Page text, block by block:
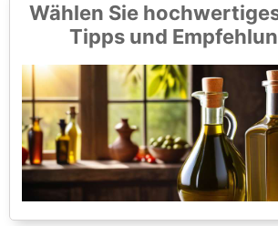
Wählen Sie
Tipps und